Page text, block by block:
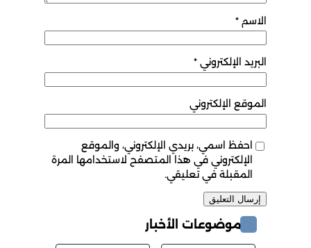
الاسم *
البريد الإلكتروني *
الموقع الإلكتروني
احفظ اسمي، بريدي الإلكتروني، والموقع
الإلكتروني في هذا المتصفح لاستخدامها المرة
المقبلة في تعليقي.
موضوعات الأخبار